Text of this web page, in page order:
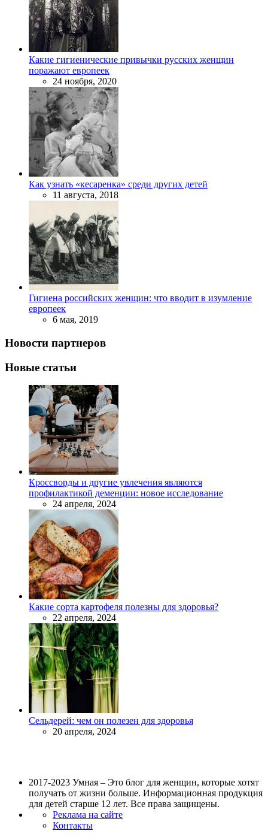
Какие гигиенические привычки русских женщин
поражают европеек
24 ноября, 2020
Как узнать «кесаренка» среди других детей
11 августа, 2018
Гигиена российских женщин: что вводит в изумление
европеек
6 мая, 2019
Новости партнеров
Новые статьи
Кроссворды и другие увлечения являются
профилактикой деменции: новое исследование
24 апреля, 2024
Какие сорта картофеля полезны для здоровья?
22 апреля, 2024
Сельдерей: чем он полезен для здоровья
20 апреля, 2024
2017-2023 Умная – Это блог для женщин, которые хотят
получать от жизни больше. Информационная продукция
для детей старше 12 лет. Все права защищены.
Реклама на сайте
Контакты